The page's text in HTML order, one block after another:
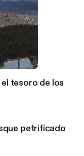
De La Paz
tesoro de los
petrificado